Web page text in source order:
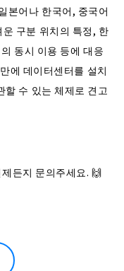
본어나 한국어, 중국어
구분 위치의 특정, 한
동시 이용 등에 대응
에 데이터센터를 설치
수 있는 체제로 견고
든지 문의주세요.🙌